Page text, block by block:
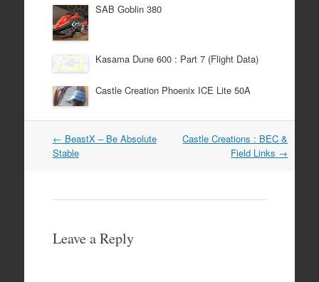
SAB Goblin 380
Kasama Dune 600 : Part 7 (Flight Data)
Castle Creation Phoenix ICE Lite 50A
Post
navigation
← BeastX – Be Absolute
Stable
Castle Creations : BEC &
Field Links →
Leave a Reply